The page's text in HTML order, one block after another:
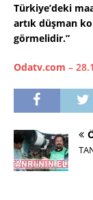
Türkiye’deki
artık düşman
görmelidir.”
Odatv.com –